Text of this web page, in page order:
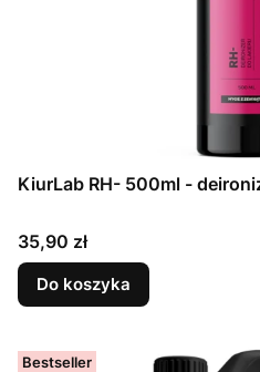
KiurLab RH- 500ml -
Cena
35,90 zł
Do koszyka
Bestseller